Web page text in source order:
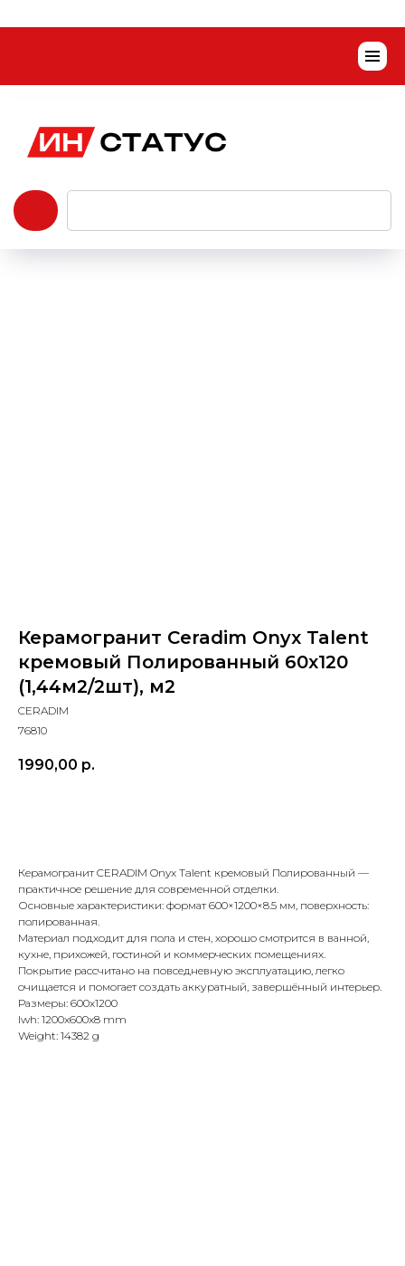
Керамогранит Ceradim Onyx Talent
кремовый Полированный 60x120
(1,44м2/2шт), м2
CERADIM
76810
1990,00 р.
Керамогранит CERADIM Onyx Talent кремовый Полированный —
практичное решение для современной отделки.
Основные характеристики: формат 600×1200×8.5 мм, поверхность:
полированная.
Материал подходит для пола и стен, хорошо смотрится в ванной,
кухне, прихожей, гостиной и коммерческих помещениях.
Покрытие рассчитано на повседневную эксплуатацию, легко
очищается и помогает создать аккуратный, завершённый интерьер.
Размеры: 600x1200
lwh: 1200x600x8 mm
Weight: 14382 g